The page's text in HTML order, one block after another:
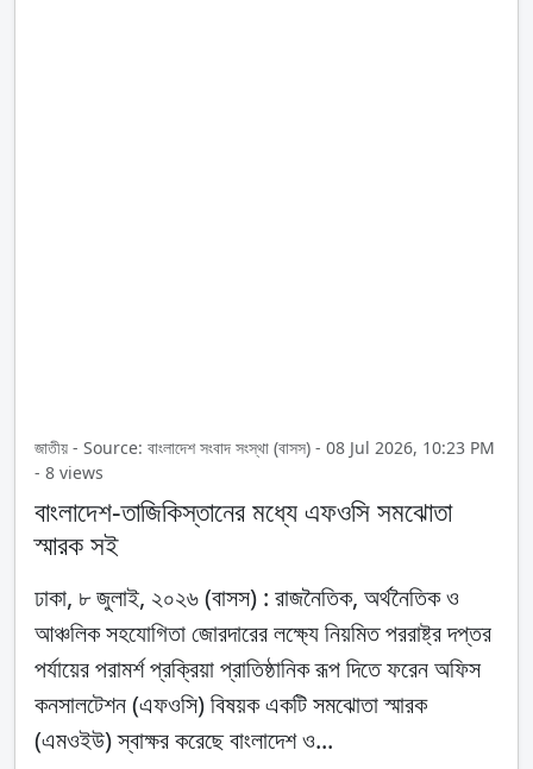
জাতীয় - Source: বাংলাদেশ সংবাদ সংস্থা (বাসস) - 08 Jul 2026, 10:23 PM
- 8 views
বাংলাদেশ-তাজিকিস্তানের মধ্যে এফওসি সমঝোতা
স্মারক সই
ঢাকা, ৮ জুলাই, ২০২৬ (বাসস) : রাজনৈতিক, অর্থনৈতিক ও
আঞ্চলিক সহযোগিতা জোরদারের লক্ষ্যে নিয়মিত পররাষ্ট্র দপ্তর
পর্যায়ের পরামর্শ প্রক্রিয়া প্রাতিষ্ঠানিক রূপ দিতে ফরেন অফিস
কনসালটেশন (এফওসি) বিষয়ক একটি সমঝোতা স্মারক
(এমওইউ) স্বাক্ষর করেছে বাংলাদেশ ও...